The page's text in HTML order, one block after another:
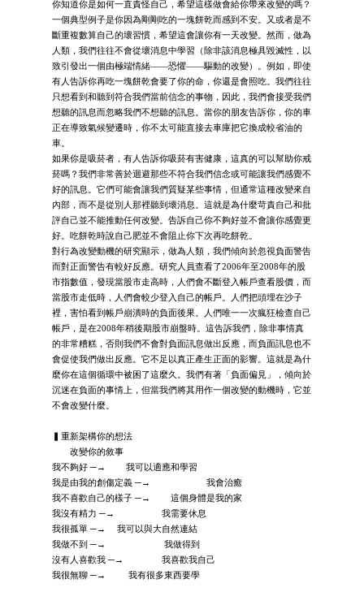
你知道你是如何一直責怪自己，希望這樣做會給你帶來改變的嗎？
一個典型例子是你因為剛剛吃的一塊餅乾而感到不安。又或者是不
斷重複數算自己的壞習慣，希望這會讓你有一天改變。然而，做為
人類，我們往往不會從壞消息中學習（除非該消息極具毀滅性，以
致引發出一個由極端情緒——恐懼——驅動的改變）。例如，即使
有人告訴你再吃一塊餅乾會要了你的命，你還是會照吃。我們往往
只想看到和聽到符合我們當前信念的事物，因此，我們會接受我們
想聽的訊息而忽略我們不想聽的訊息。當你的朋友告訴你，你的車
正在導致氣候變遷時，你不太可能直接去車庫把它換成較省油的
車。
如果你是吸菸者，有人告訴你吸菸有害健康，這真的可以幫助你戒
菸嗎？我們非常善於迴避那些不符合我們信念或可能讓我們感覺不
好的訊息。它們可能會讓我們質疑某些事情，但通常這種改變來自
內部，而不是從別人那裡聽到壞消息。這就是為什麼苛責自己和批
評自己並不能推動任何改變。告訴自己你不夠好並不會讓你感覺更
好。吃餅乾時說自己肥並不會阻止你下次再吃餅乾。
對行為改變動機的研究顯示，做為人類，我們傾向於忽視負面警告
而對正面警告有較好反應。研究人員查看了2006年至2008年的股
市指數值，發現當股市走高時，人們會不斷登入帳戶查看股價，而
當股市走低時，人們會較少登入自己的帳戶。人們把頭埋在沙子
裡，害怕看到帳戶崩潰時的負面後果。人們唯一一次瘋狂檢查自己
帳戶，是在2008年稍後期股市崩盤時。這告訴我們，除非事情真
的非常糟糕，否則我們不會對負面訊息做出反應，而負面訊息也不
會促使我們做出反應。它不足以真正產生正面的影響。這就是為什
麼你在這個循環中被困了這麼久。我們有著「負面偏見」，傾向於
沉迷在負面的事情上，但當我們將其用作一個改變的動機時，它並
不會改變什麼。
▍重新架構你的想法
改變你的敘事
我不夠好 ─→ 我可以適應和學習
我是由我的創傷定義 ─→ 我會治癒
我不喜歡自己的樣子 ─→ 這個身體是我的家
我沒有精力 ─→ 我需要休息
我很孤單 ─→ 我可以與大自然連結
我做不到 ─→ 我做得到
沒有人喜歡我 ─→ 我喜歡我自己
我很無聊 ─→ 我有很多東西要學